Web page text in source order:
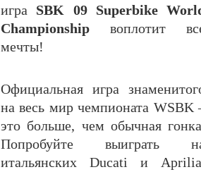
игра SBK 09 Superbike
Championship воплотит
мечты!
Официальная игра
на весь мир чемпионата WSBK
это больше, чем обычная
Попробуйте выиграть
итальянских Ducati и